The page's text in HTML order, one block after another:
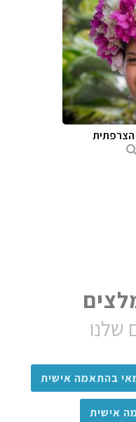
הצרפתית
שלנו
בהתאמה אישית
אישית